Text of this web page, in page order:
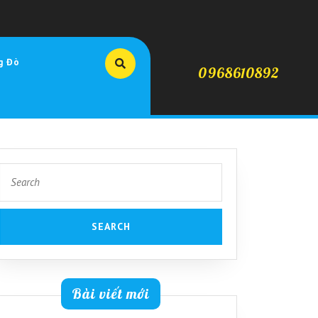
Đò
0968610892
for:
Bài viết mới